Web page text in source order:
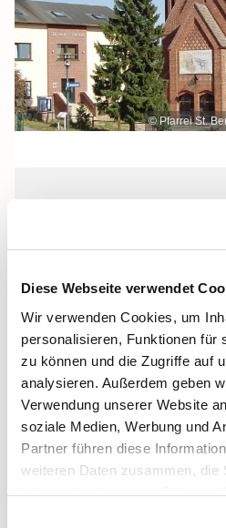
Diese Webseite verwendet
Wir verwenden Cookies, um
personalisieren, Funktionen für
zu können und die Zugriffe auf
analysieren. Außerdem geben
Verwendung unserer Website
soziale Medien, Werbung und
Partner führen diese
weiteren Daten zusammen, die
© Pfarrei St.
Sonntag, 26.
Uhr
St. Bonifatius,
1, 18528 Bergen auf